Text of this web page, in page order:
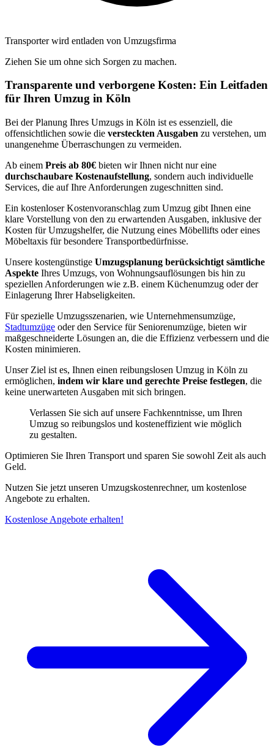
Transporter wird entladen von Umzugsfirma
Ziehen Sie um ohne sich Sorgen zu machen.
Transparente und verborgene Kosten: Ein Leitfaden
für Ihren Umzug in Köln
Bei der Planung Ihres Umzugs in Köln ist es essenziell, die
offensichtlichen sowie die versteckten Ausgaben zu verstehen, um
unangenehme Überraschungen zu vermeiden.
Ab einem Preis ab 80€ bieten wir Ihnen nicht nur eine
durchschaubare Kostenaufstellung, sondern auch individuelle
Services, die auf Ihre Anforderungen zugeschnitten sind.
Ein kostenloser Kostenvoranschlag zum Umzug gibt Ihnen eine
klare Vorstellung von den zu erwartenden Ausgaben, inklusive der
Kosten für Umzugshelfer, die Nutzung eines Möbellifts oder eines
Möbeltaxis für besondere Transportbedürfnisse.
Unsere kostengünstige Umzugsplanung berücksichtigt sämtliche
Aspekte Ihres Umzugs, von Wohnungsauflösungen bis hin zu
speziellen Anforderungen wie z.B. einem Küchenumzug oder der
Einlagerung Ihrer Habseligkeiten.
Für spezielle Umzugsszenarien, wie Unternehmensumzüge,
Stadtumzüge oder den Service für Seniorenumzüge, bieten wir
maßgeschneiderte Lösungen an, die die Effizienz verbessern und die
Kosten minimieren.
Unser Ziel ist es, Ihnen einen reibungslosen Umzug in Köln zu
ermöglichen, indem wir klare und gerechte Preise festlegen, die
keine unerwarteten Ausgaben mit sich bringen.
Verlassen Sie sich auf unsere Fachkenntnisse, um Ihren
Umzug so reibungslos und kosteneffizient wie möglich
zu gestalten.
Optimieren Sie Ihren Transport und sparen Sie sowohl Zeit als auch
Geld.
Nutzen Sie jetzt unseren Umzugskostenrechner, um kostenlose
Angebote zu erhalten.
Kostenlose Angebote erhalten!